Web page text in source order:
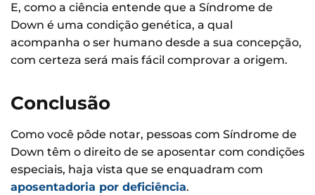
E, como a ciência entende que a Síndrome de
Down é uma condição genética, a qual
acompanha o ser humano desde a sua concepção,
com certeza será mais fácil comprovar a origem.
Conclusão
Como você pôde notar, pessoas com Síndrome de
Down têm o direito de se aposentar com condições
especiais, haja vista que se enquadram com
aposentadoria por deficiência.